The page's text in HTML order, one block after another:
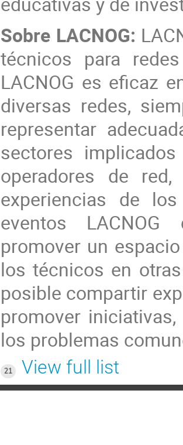
Sobre LACNOG:
técnicos para
LACNOG es eficaz
diversas redes,
representar
sectores
operadores de
experiencias de
eventos
promover un
los técnicos en
posible compartir
promover
los problemas
21
View full list